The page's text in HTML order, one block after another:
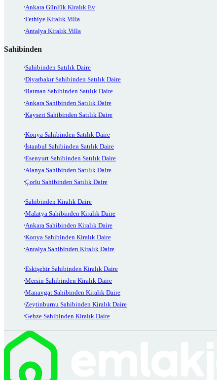
Ankara Günlük Kiralık Ev
Fethiye Kiralık Villa
Antalya Kiralık Villa
Sahibinden
Sahibinden Satılık Daire
Diyarbakır Sahibinden Satılık Daire
Batman Sahibinden Satılık Daire
Ankara Sahibinden Satılık Daire
Kayseri Sahibinden Satılık Daire
Konya Sahibinden Satılık Daire
İstanbul Sahibinden Satılık Daire
Esenyurt Sahibinden Satılık Daire
Alanya Sahibinden Satılık Daire
Çorlu Sahibinden Satılık Daire
Sahibinden Kiralık Daire
Malatya Sahibinden Kiralık Daire
Ankara Sahibinden Kiralık Daire
Konya Sahibinden Kiralık Daire
Antalya Sahibinden Kiralık Daire
Eskişehir Sahibinden Kiralık Daire
Mersin Sahibinden Kiralık Daire
Manavgat Sahibinden Kiralık Daire
Zeytinburnu Sahibinden Kiralık Daire
Gebze Sahibinden Kiralık Daire